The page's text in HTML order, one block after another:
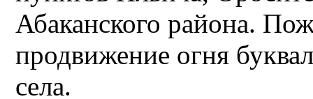
Абаканского района.
продвижение огня
села.